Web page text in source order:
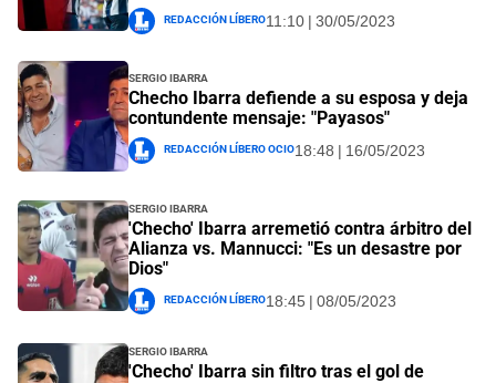
Redacción Líbero11:10 | 30/05/2023
Sergio Ibarra
Checho Ibarra defiende a su esposa y deja
contundente mensaje: "Payasos"
Redacción Líbero Ocio18:48 | 16/05/2023
Sergio Ibarra
'Checho' Ibarra arremetió contra árbitro del
Alianza vs. Mannucci: "Es un desastre por
Dios"
Redacción Líbero18:45 | 08/05/2023
Sergio Ibarra
'Checho' Ibarra sin filtro tras el gol de